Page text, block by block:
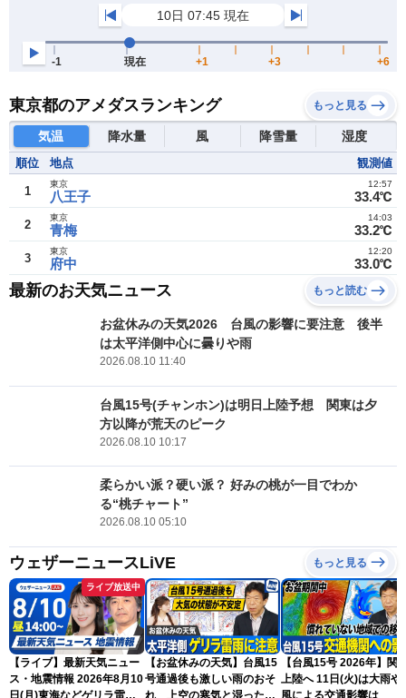
東京都のアメダスランキング もっと見る
気温 降水量 風 降雪量 湿度
順位 地点 観測値
1 八王子
東京
33.4℃
12:57
2 青梅
東京
33.2℃
14:03
3 府中
東京
33.0℃
12:20
最新のお天気ニュース もっと読む
お盆休みの天気2026 台風の影響に要注意 後半
は太平洋側中心に曇りや雨
2026.08.10 11:40
台風15号(チャンホン)は明日上陸予想 関東は夕
方以降が荒天のピーク
2026.08.10 10:17
柔らかい派？硬い派？ 好みの桃が一目でわか
る“桃チャート”
2026.08.10 05:10
ウェザーニュースLiVE もっと見る
ライブ放送中
【ライブ】最新天気ニュー
ス・地震情報 2026年8月10
日(月)東海などゲリラ雷雨
【お盆休みの天気】台風15
号通過後も激しい雨のおそ
れ 上空の寒気と湿った空
【台風15号 2026年】関
上陸へ 11日(火)は大雨や
風による交通影響は